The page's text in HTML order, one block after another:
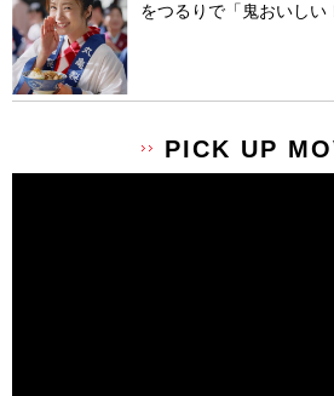
をつるりで「鬼おいしい
PICK UP